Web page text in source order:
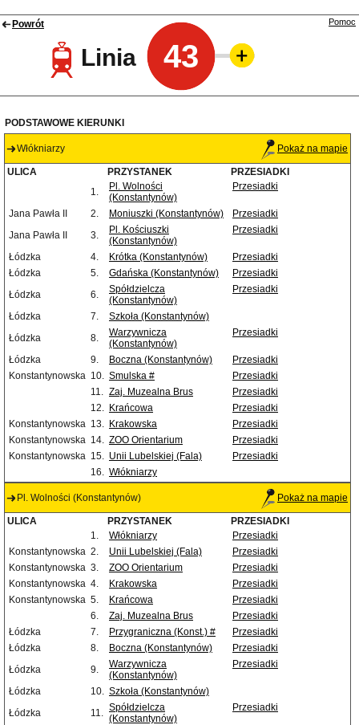
Powrót
Linia 43
Pomoc
PODSTAWOWE KIERUNKI
Włókniarzy Pokaż na mapie
ULICA PRZYSTANEK
PRZESIADKI
1.
Pl. Wolności
(Konstantynów)
Przesiadki
Jana Pawła II 2. Moniuszki (Konstantynów)
Przesiadki
Jana Pawła II
3.
Pl. Kościuszki
(Konstantynów)
Przesiadki
Łódzka 4. Krótka (Konstantynów)
Przesiadki
Łódzka
5. Gdańska (Konstantynów)
Przesiadki
Łódzka
6.
Spółdzielcza
(Konstantynów)
Przesiadki
Łódzka 7.
Szkoła (Konstantynów)
Łódzka
8.
Warzywnicza
(Konstantynów)
Przesiadki
Łódzka 9. Boczna (Konstantynów)
Przesiadki
Konstantynowska 10. Smulska #
Przesiadki
11. Zaj. Muzealna Brus
Przesiadki
12. Krańcowa
Przesiadki
Konstantynowska 13. Krakowska
Przesiadki
Konstantynowska 14. ZOO Orientarium
Przesiadki
Konstantynowska 15. Unii Lubelskiej (Fala)
Przesiadki
16. Włókniarzy
Pl. Wolności (Konstantynów) Pokaż na mapie
ULICA PRZYSTANEK
PRZESIADKI
1.
Włókniarzy
Przesiadki
Konstantynowska 2. Unii Lubelskiej (Fala)
Przesiadki
Konstantynowska 3. ZOO Orientarium
Przesiadki
Konstantynowska 4. Krakowska
Przesiadki
Konstantynowska 5. Krańcowa
Przesiadki
6.
Zaj. Muzealna Brus
Przesiadki
Łódzka
7. Przygraniczna (Konst.) #
Przesiadki
Łódzka
8. Boczna (Konstantynów)
Przesiadki
Łódzka
9.
Warzywnicza
(Konstantynów)
Przesiadki
Łódzka 10. Szkoła (Konstantynów)
Łódzka
11. Spółdzielcza
(Konstantynów)
Przesiadki